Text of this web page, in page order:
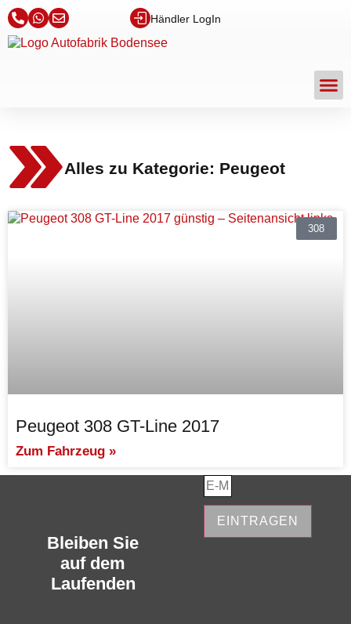
Händler LogIn
Alles zu Kategorie: Peugeot
308
Peugeot 308 GT-Line 2017
Zum Fahrzeug »
Bleiben Sie
auf dem
Laufenden
EINTRAGEN